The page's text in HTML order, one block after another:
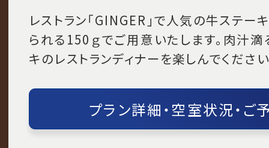
レストラン「GINGER」で人気の牛ステー
られる150ｇでご用意いたします。肉汁
キのレストランディナーを楽しんでください
プラン詳細・空室状況・ご